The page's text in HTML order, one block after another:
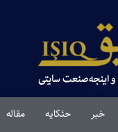
خبر حئکایه مقاله‌